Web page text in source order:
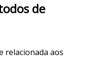
de
relacionada aos